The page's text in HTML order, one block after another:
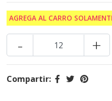
AGREGA AL CARRO
+
-
Compartir: